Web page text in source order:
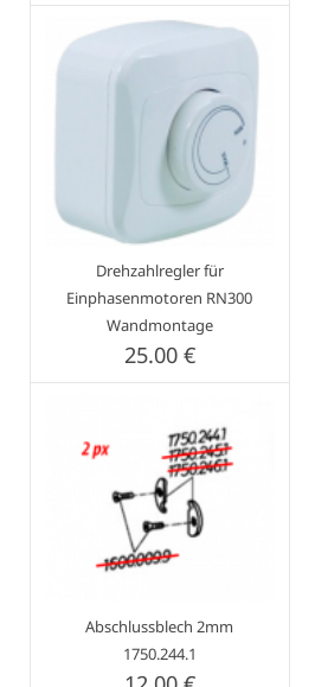
Drehzahlregler für
Einphasenmotoren RN300
Wandmontage
25.00 €
Abschlussblech 2mm
1750.244.1